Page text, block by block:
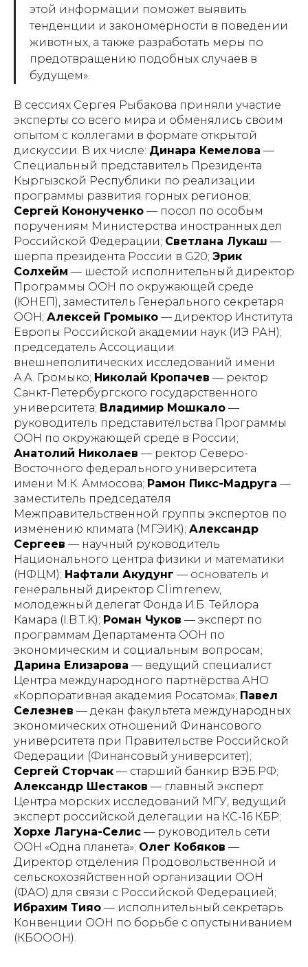
этой информации поможет выявить
тенденции и закономерности в поведении
животных, а также разработать меры по
предотвращению подобных случаев в
будущем».
В сессиях Сергея Рыбакова приняли участие
эксперты со всего мира и обменялись своим
опытом с коллегами в формате открытой
дискуссии. В их числе: Динара Кемелова —
Специальный представитель Президента
Кыргызской Республики по реализации
программы развития горных регионов;
Сергей Кононученко — посол по особым
поручениям Министерства иностранных дел
Российской Федерации; Светлана Лукаш —
шерпа президента России в G20; Эрик
Солхейм — шестой исполнительный директор
Программы ООН по окружающей среде
(ЮНЕП), заместитель Генерального секретаря
ООН; Алексей Громыко — директор Института
Европы Российской академии наук (ИЭ РАН);
председатель Ассоциации
внешнеполитических исследований имени
А.А. Громыко; Николай Кропачев — ректор
Санкт-Петербургского государственного
университета; Владимир Мошкало —
руководитель представительства Программы
ООН по окружающей среде в России;
Анатолий Николаев — ректор Северо-
Восточного федерального университета
имени М.К. Аммосова; Рамон Пикс-Мадруга —
заместитель председателя
Межправительственной группы экспертов по
изменению климата (МГЭИК); Александр
Сергеев — научный руководитель
Национального центра физики и математики
(НФЦМ); Нафтали Акудунг — основатель и
генеральный директор Climrenew,
молодежный делегат Фонда И.Б. Тейлора
Камара (I.B.T.K); Роман Чуков — эксперт по
программам Департамента ООН по
экономическим и социальным вопросам;
Дарина Елизарова — ведущий специалист
Центра международного партнёрства АНО
«Корпоративная академия Росатома»; Павел
Селезнев — декан факультета международных
экономических отношений Финансового
университета при Правительстве Российской
Федерации (Финансовый университет);
Сергей Сторчак — старший банкир ВЭБ.РФ;
Александр Шестаков — главный эксперт
Центра морских исследований МГУ, ведущий
эксперт российской делегации на КС-16 КБР;
Хорхе Лагуна-Селис — руководитель сети
ООН «Одна планета»; Олег Кобяков —
Директор отделения Продовольственной и
сельскохозяйственной организации ООН
(ФАО) для связи с Российской Федерацией;
Ибрахим Тияо — исполнительный секретарь
Конвенции ООН по борьбе с опустыниванием
(КБОООН).